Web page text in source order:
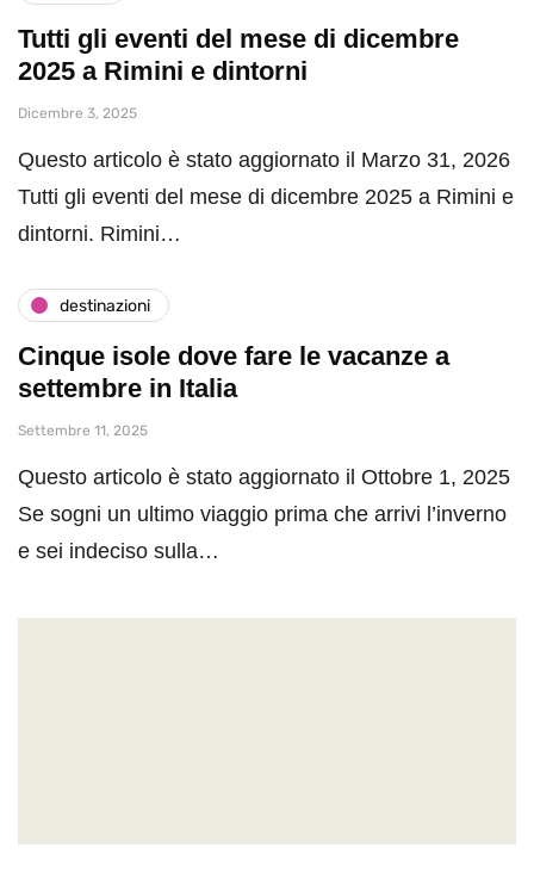
Tutti gli eventi del mese di dicembre
2025 a Rimini e dintorni
Dicembre 3, 2025
Questo articolo è stato aggiornato il Marzo 31, 2026
Tutti gli eventi del mese di dicembre 2025 a Rimini e
dintorni. Rimini…
destinazioni
Cinque isole dove fare le vacanze a
settembre in Italia
Settembre 11, 2025
Questo articolo è stato aggiornato il Ottobre 1, 2025
Se sogni un ultimo viaggio prima che arrivi l’inverno
e sei indeciso sulla…